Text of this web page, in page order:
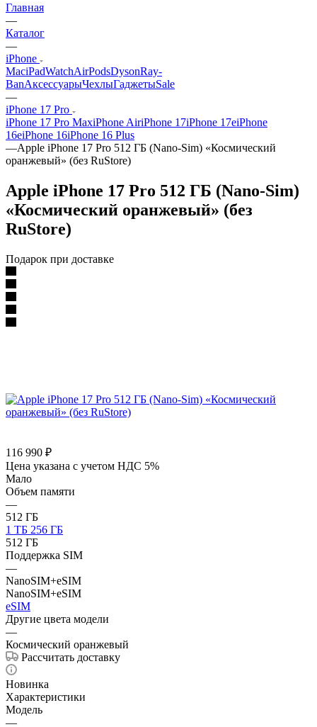
Главная
—
Каталог
—
iPhone
MaciPadWatchAirPodsDysonRay-
BanАксессуарыЧехлыГаджетыSale
—
iPhone 17 Pro
iPhone 17 Pro MaxiPhone AiriPhone 17iPhone 17eiPhone
16eiPhone 16iPhone 16 Plus
—Apple iPhone 17 Pro 512 ГБ (Nano-Sim) «Космический
оранжевый» (без RuStore)
Apple iPhone 17 Pro 512 ГБ (Nano-Sim)
«Космический оранжевый» (без
RuStore)
Подарок при доставке
116 990 ₽
Цена указана с учетом НДС 5%
Мало
Объем памяти
—
512 ГБ
1 ТБ 256 ГБ
512 ГБ
Поддержка SIM
—
NanoSIM+eSIM
NanoSIM+eSIM
eSIM
Другие цвета модели
—
Космический оранжевый
Рассчитать доставку
Новинка
Характеристики
Модель
—